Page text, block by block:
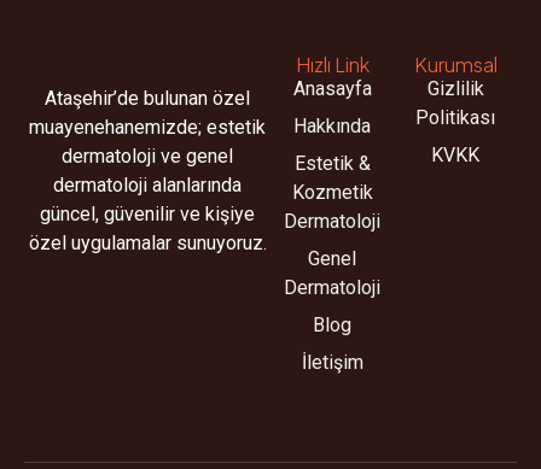
Ataşehir’de bulunan özel
muayenehanemizde; estetik
dermatoloji ve genel
dermatoloji alanlarında
güncel, güvenilir ve kişiye
özel uygulamalar sunuyoruz.
Hızlı Link
Anasayfa
Hakkında
Estetik &
Kozmetik
Dermatoloji
Genel
Dermatoloji
Blog
İletişim
Kurumsal
Gizlilik
Politikası
KVKK